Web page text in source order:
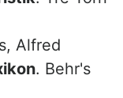
Alfred
. Behr's